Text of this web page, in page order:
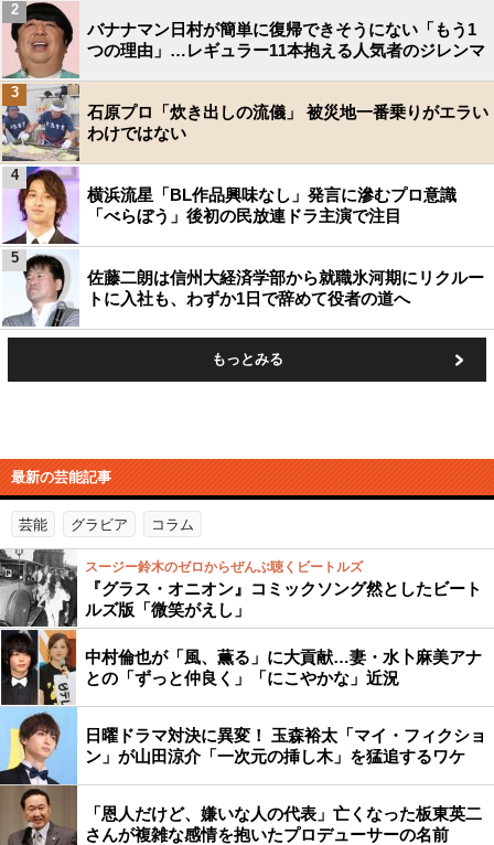
バナナマン日村が簡単に復帰できそうにない「もう1
つの理由」…レギュラー11本抱える人気者のジレンマ
2
石原プロ「炊き出しの流儀」 被災地一番乗りがエラい
わけではない
3
横浜流星「BL作品興味なし」発言に滲むプロ意識
「べらぼう」後初の民放連ドラ主演で注目
4
佐藤二朗は信州大経済学部から就職氷河期にリクルー
トに入社も、わずか1日で辞めて役者の道へ
5
もっとみる
最新の芸能記事
芸能 グラビア コラム
スージー鈴木のゼロからぜんぶ聴くビートルズ
『グラス・オニオン』コミックソング然としたビート
ルズ版「微笑がえし」
中村倫也が「風、薫る」に大貢献…妻・水卜麻美アナ
との「ずっと仲良く」「にこやかな」近況
日曜ドラマ対決に異変！ 玉森裕太「マイ・フィクショ
ン」が山田涼介「一次元の挿し木」を猛追するワケ
「恩人だけど、嫌いな人の代表」亡くなった板東英二
さんが複雑な感情を抱いたプロデューサーの名前